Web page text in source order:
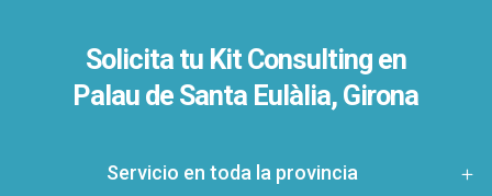
Solicita tu Kit Consulting en
Palau de Santa Eulàlia, Girona
Servicio en toda la provincia